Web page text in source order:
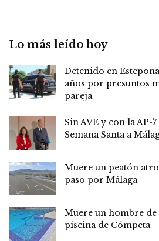
Lo más leído hoy
Detenido en
años por presuntos
pareja
Sin AVE y con la AP-
Semana Santa a
Muere un peatón
paso por Málaga
Muere un hombre de
piscina de Cómpeta